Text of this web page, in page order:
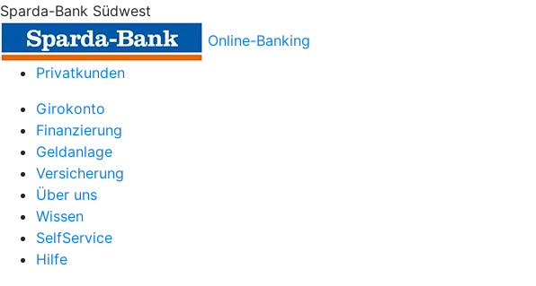
Sparda-Bank Südwest
Online-Banking
Privatkunden
Girokonto
Finanzierung
Geldanlage
Versicherung
Über uns
Wissen
SelfService
Hilfe